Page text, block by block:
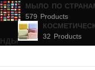
МЫЛО ПО
579 Products
32 Products